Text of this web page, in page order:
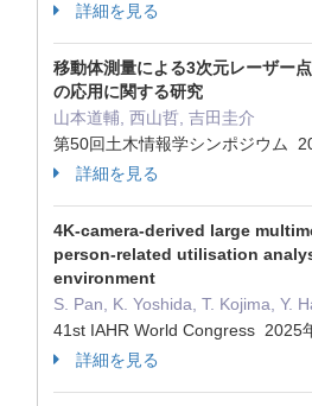
詳細を見る
移動体測量による3次元レーザー
の応用に関する研究
山本道輔, 西山哲, 吉田圭介
第50回土木情報学シンポジウム
詳細を見る
4K-camera-derived large
person-related utilisation
environment
S. Pan, K. Yoshida, T. Kojima, Y.
41st IAHR World Congress 2025
詳細を見る